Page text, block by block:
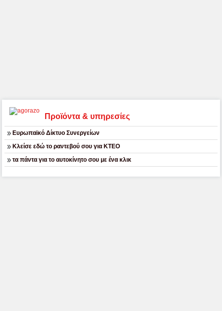
Προϊόντα & υπηρεσίες
Ευρωπαϊκό Δίκτυο Συνεργείων
Κλείσε εδώ το ραντεβού σου για ΚΤΕΟ
τα πάντα για το αυτοκίνητο σου με ένα κλικ